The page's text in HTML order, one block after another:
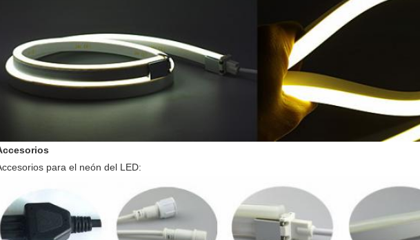
para el neón del LED: